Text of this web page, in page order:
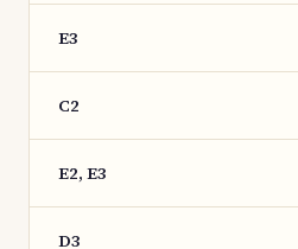
E3
C2
E2, E3
D3